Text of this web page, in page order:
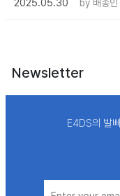
2025.05.30
by 배종
Newsletter
E4DS의 발